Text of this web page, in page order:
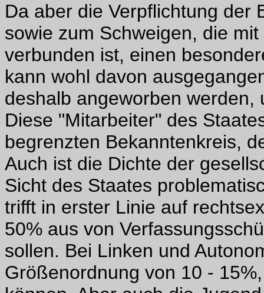
Da aber die Verpflichtung der
sowie zum Schweigen, die
verbunden ist, einen
kann wohl davon
deshalb angeworben
Diese "Mitarbeiter" des
begrenzten Bekanntenkreis,
Auch ist die Dichte der
Sicht des Staates
trifft in erster Linie auf
50% aus von
sollen. Bei Linken und
Größenordnung von 10 -